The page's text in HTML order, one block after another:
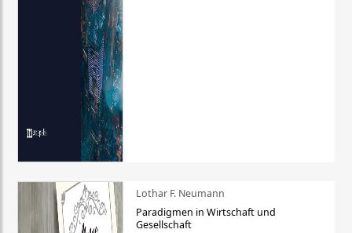
Lothar F. Neumann
Paradigmen in Wirtschaft und
Gesellschaft